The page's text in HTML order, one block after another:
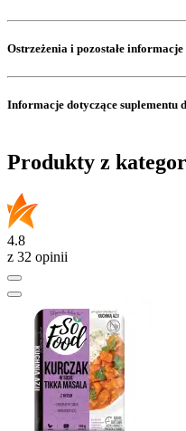
Ostrzeżenia i pozostałe informacje
Informacje dotyczące suplementu
Produkty z
4.8
z 32 opinii